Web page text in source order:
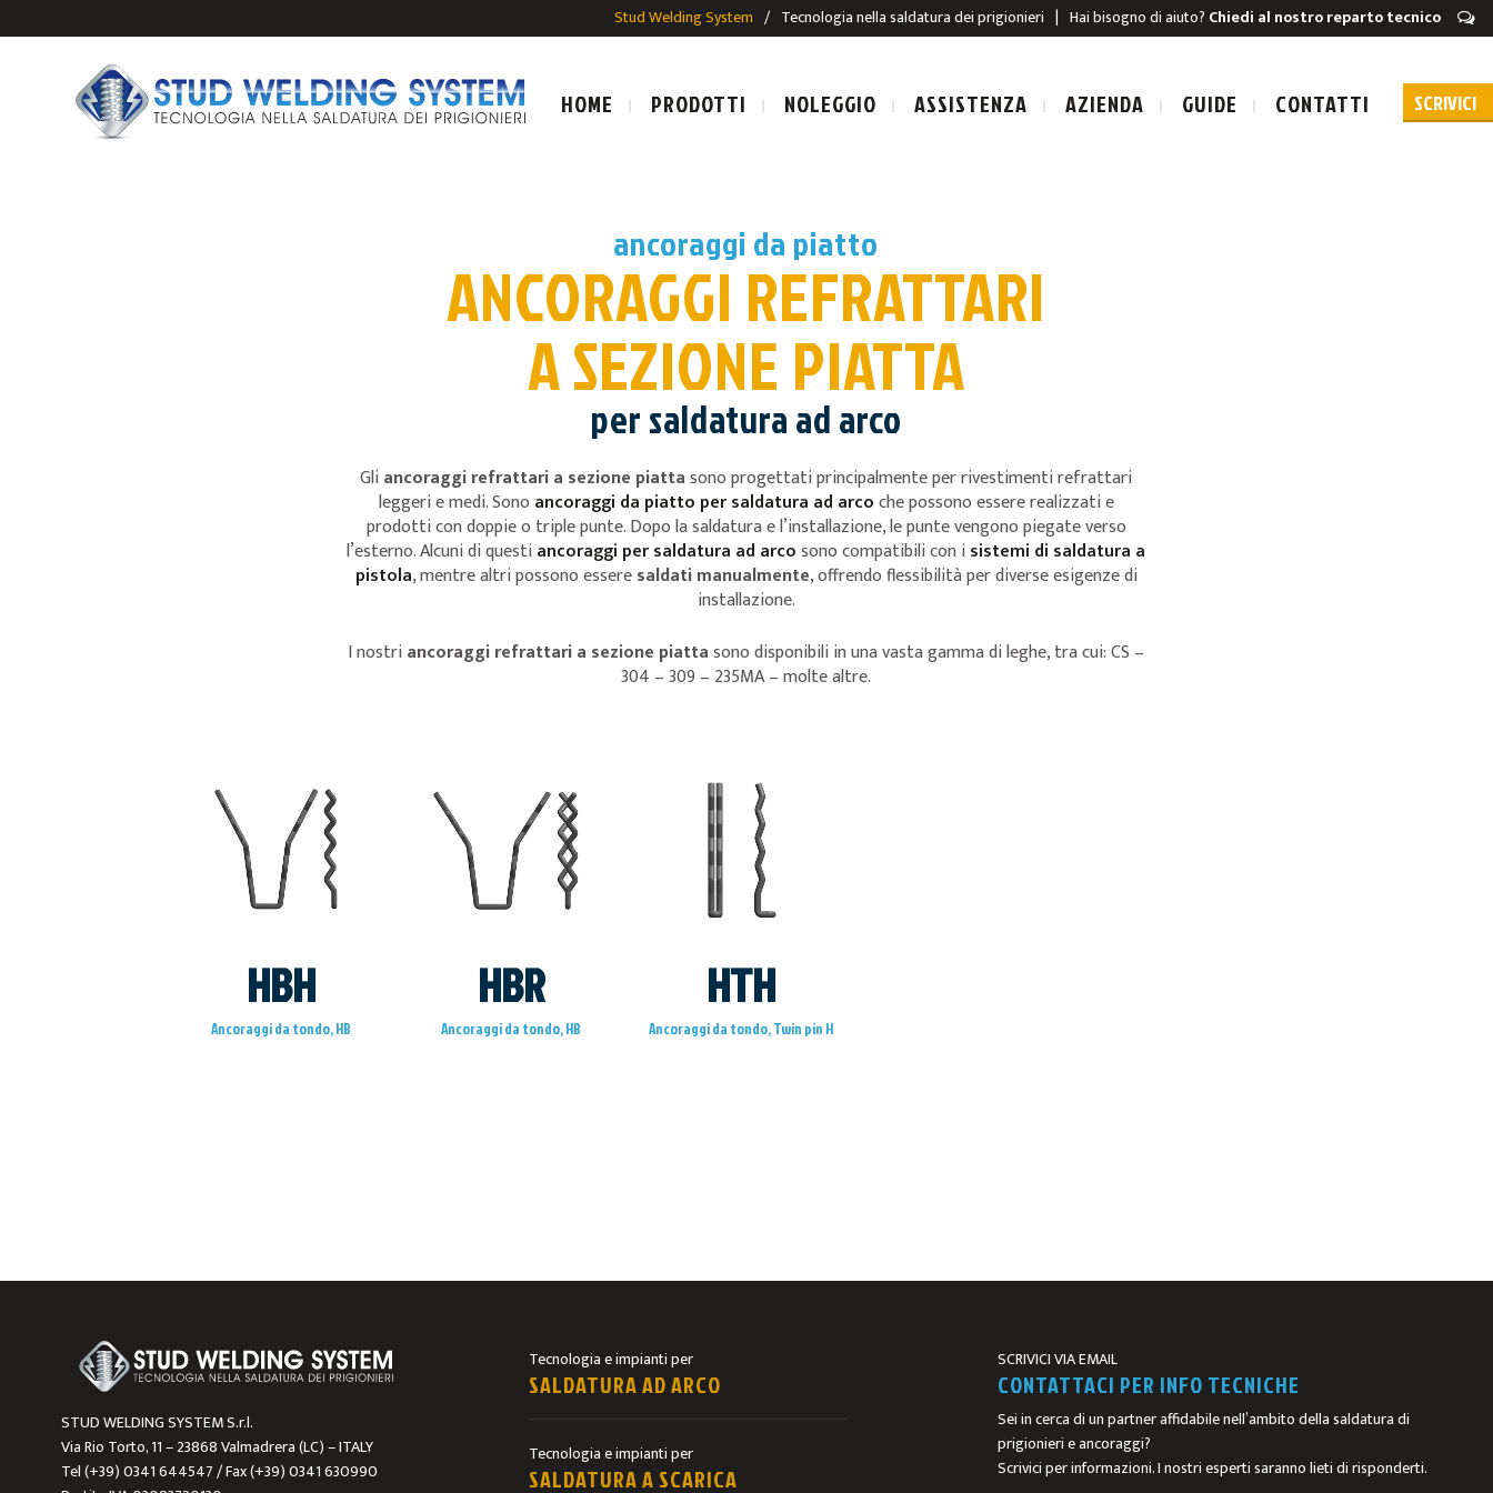
Stud Welding System / Tecnologia nella saldatura dei prigionieri | Hai bisogno di aiuto? Chiedi al nostro reparto tecnico
HOME PRODOTTI
IMPIANTI E PISTOLE SALDATURA AD ARCO
PRIGIONIERI PER SALDATURA AD ARCO
ANCORAGGI PER SALDATURA AD ARCO
IMPIANTI E PISTOLE SALDATURA A SCARICA
PRIGIONIERI PER SALDATURA A SCARICA
NOLEGGIO ASSISTENZA AZIENDA GUIDE CONTATTI
ancoraggi da piatto
ANCORAGGI REFRATTARI
A SEZIONE PIATTA
per saldatura ad arco
Gliancoraggi refrattari a sezione piattasono progettati principalmente per rivestimenti refrattari
leggeri e medi. Sono ancoraggi da piatto per saldatura ad arcoche possono essere realizzati e
prodotti con doppie o triple punte. Dopo la saldatura e l’installazione, le punte vengono piegate verso
l’esterno. Alcuni di questiancoraggi per saldatura ad arcosono compatibili con isistemi di saldatura a
pistola, mentre altri possono esseresaldati manualmente, offrendo flessibilità per diverse esigenze di
installazione.
I nostriancoraggi refrattari a sezione piattasono disponibili in una vasta gamma di leghe, tra cui: CS –
304 – 309 – 235MA – molte altre.
VEDI
HBH
Ancoraggi da tondo, HB
VEDI
HBR
Ancoraggi da tondo, HB
VEDI
HTH
Ancoraggi da tondo, Twin pin H
STUD WELDING SYSTEM S.r.l.
Via Rio Torto, 11 – 23868 Valmadrera (LC) – ITALY
Tel (+39) 0341 644547 / Fax (+39) 0341 630990
Tecnologia e impianti per
SALDATURA AD ARCO
Tecnologia e impianti per
SALDATURA A SCARICA
SCRIVICI VIA EMAIL
CONTATTACI PER INFO TECNICHE
Sei in cerca di un partner affidabile nell’ambito della saldatura di
prigionieri e ancoraggi?
Scrivici per informazioni. I nostri esperti saranno lieti di risponderti.